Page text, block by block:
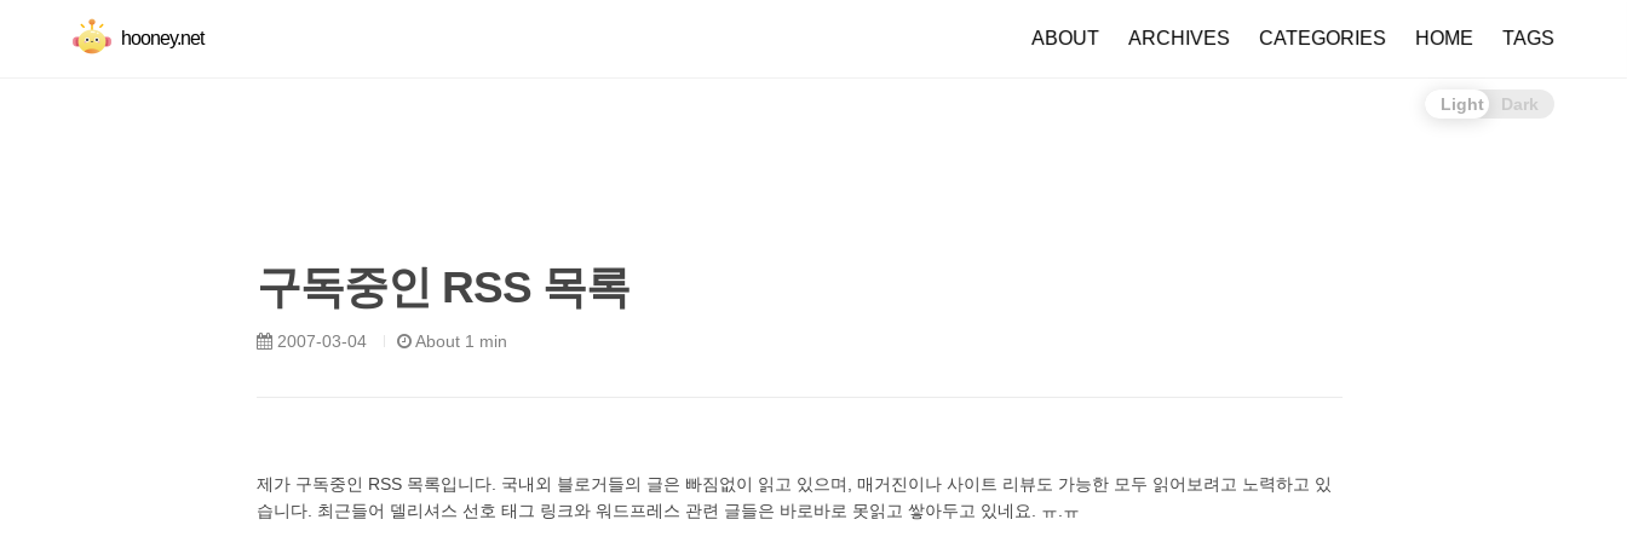
hooney.net ABOUT ARCHIVES CATEGORIES HOME TAGS
Light Dark
구독중인 RSS 목록
2007-03-04 About 1 min
제가 구독중인 RSS 목록입니다. 국내외 블로거들의 글은 빠짐없이 읽고 있으며, 매거진이나 사이트 리뷰도 가능한 모두 읽어보려고 노력하고 있
습니다. 최근들어 델리셔스 선호 태그 링크와 워드프레스 관련 글들은 바로바로 못읽고 쌓아두고 있네요. ㅠ.ㅠ